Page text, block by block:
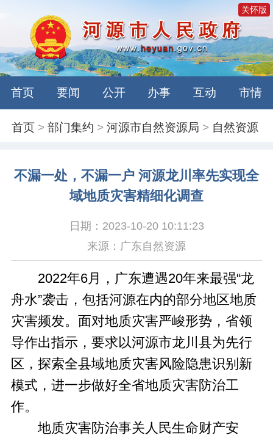
关怀版
首页 要闻 公开 办事 互动 市情
首页 >部门集约 >河源市自然资源局 > 自然资源
不漏一处，不漏一户 河源龙川率先实现全
域地质灾害精细化调查
日期：2023-10-20 10:11:23
来源：广东自然资源
2022年6月，广东遭遇20年来最强“龙
舟水”袭击，包括河源在内的部分地区地质
灾害频发。面对地质灾害严峻形势，省领
导作出指示，要求以河源市龙川县为先行
区，探索全县域地质灾害风险隐患识别新
模式，进一步做好全省地质灾害防治工
作。
地质灾害防治事关人民生命财产安